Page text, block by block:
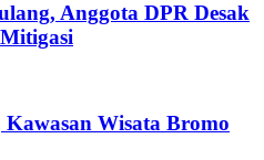
Anggota DPR Desak
Wisata Bromo